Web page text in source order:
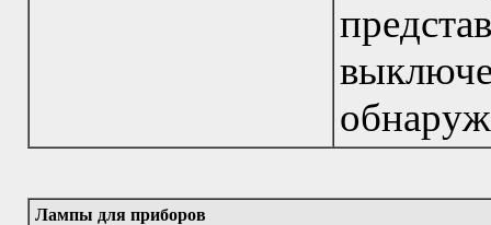
Лампы для приборов